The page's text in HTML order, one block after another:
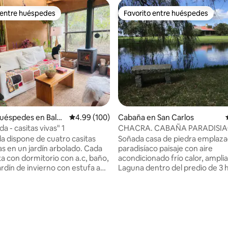
de 5, 103 reseñas
huéspedes
huéspedes
en Baln
Aires
Calificación promedio: 4.99 de 5, 100 reseñas
4.99 (100)
"La Locanda - casitas vivas" 1
dispone de cuatro casitas
en un jardín arbolado. Cada
con dormitorio con a.c, baño,
de invierno con estufa a
Favorito entre huéspedes
Favorito entre huéspedes
Cabaña en San Carlos
CHACRA. CABAÑA
PRIVACIDAD. CAMPO.
Soñada casa de piedra
paradisíaco paisaje con aire
acondicionado frío calor,
Laguna dentro del predio de 3